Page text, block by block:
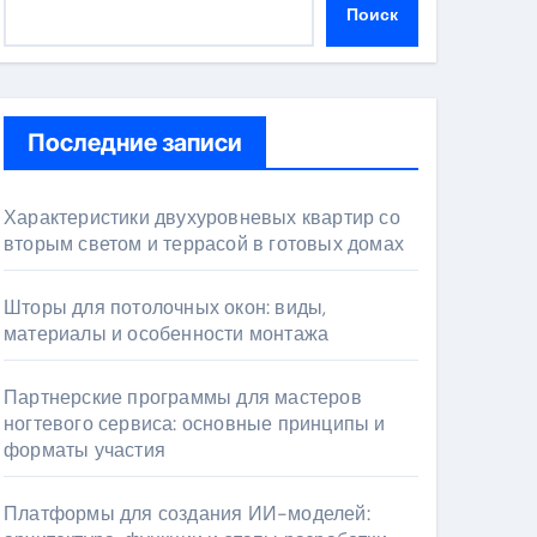
Поиск
Последние записи
Характеристики двухуровневых квартир со
вторым светом и террасой в готовых домах
Шторы для потолочных окон: виды,
материалы и особенности монтажа
Партнерские программы для мастеров
ногтевого сервиса: основные принципы и
форматы участия
Платформы для создания ИИ-моделей: